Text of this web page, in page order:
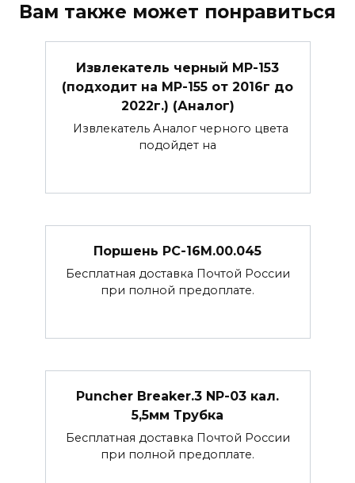
Вам также может понравиться
Извлекатель черный МР-153
(подходит на МР-155 от 2016г до
2022г.) (Аналог)
Извлекатель Аналог черного цвета
подойдет на
Поршень РС-16М.00.045
Бесплатная доставка Почтой России
при полной предоплате.
Puncher Breaker.3 NP-03 кал.
5,5мм Трубка
Бесплатная доставка Почтой России
при полной предоплате.